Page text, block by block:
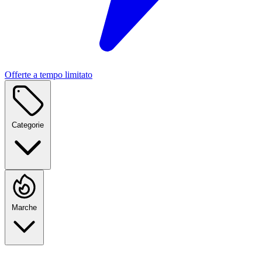
Offerte a tempo limitato
Categorie
Marche